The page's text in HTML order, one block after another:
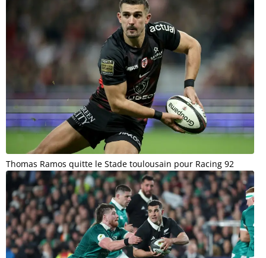
Thomas Ramos quitte le Stade toulousain pour Racing 92